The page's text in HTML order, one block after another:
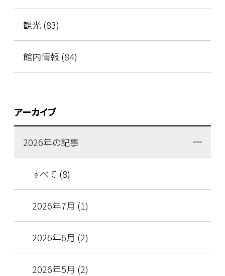
観光 (83)
館内情報 (84)
アーカイブ
2026年の記事
すべて (8)
2026年7月 (1)
2026年6月 (2)
2026年5月 (2)